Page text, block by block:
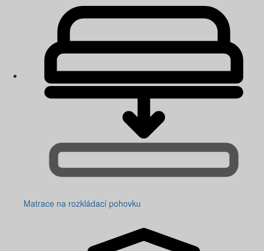
Matrace na rozkládací pohovku